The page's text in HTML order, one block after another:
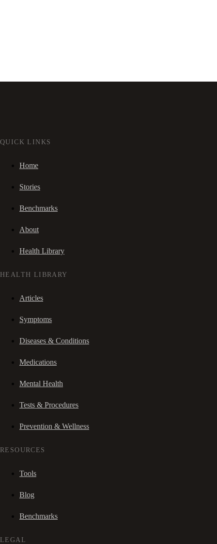
QUICK LINKS
Home
Stories
Benchmarks
About
Health Library
HEALTH LIBRARY
Articles
Symptoms
Diseases & Conditions
Medications
Mental Health
Tests & Procedures
Prevention & Wellness
RESOURCES
Tools
Blog
Benchmarks
LEGAL